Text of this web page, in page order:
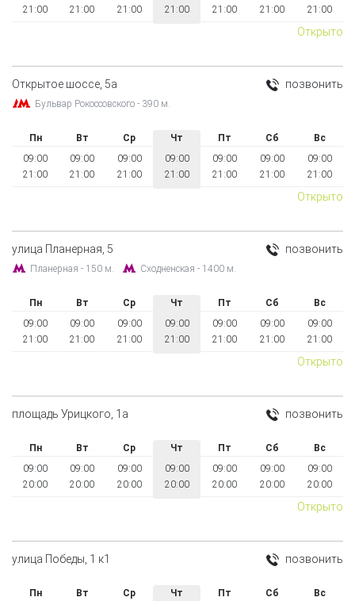
21:00
21:00
21:00
21:00
21:00
21:00
21:00
Открыто
позвонить
Открытое шоссе, 5а
Бульвар Рокоссовского - 390 м.
Пн Вт Ср Чт Пт Сб
Вс
09:00
21:00
09:00
21:00
09:00
21:00
09:00
21:00
09:00
21:00
09:00
21:00
09:00
21:00
Открыто
позвонить
улица Планерная, 5
Планерная - 150 м. Сходненская - 1400 м.
Пн Вт Ср Чт Пт Сб
Вс
09:00
21:00
09:00
21:00
09:00
21:00
09:00
21:00
09:00
21:00
09:00
21:00
09:00
21:00
Открыто
позвонить
площадь Урицкого, 1а
Пн Вт Ср Чт Пт Сб
Вс
09:00
20:00
09:00
20:00
09:00
20:00
09:00
20:00
09:00
20:00
09:00
20:00
09:00
20:00
Открыто
позвонить
улица Победы, 1 к1
Пн Вт Ср Чт Пт Сб
Вс